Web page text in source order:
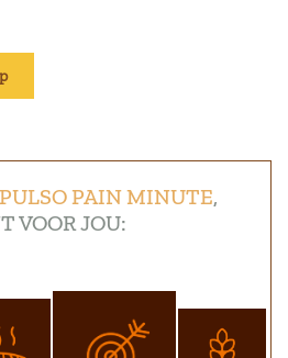
PULSO PAIN MINUTE,
VOOR JOU: